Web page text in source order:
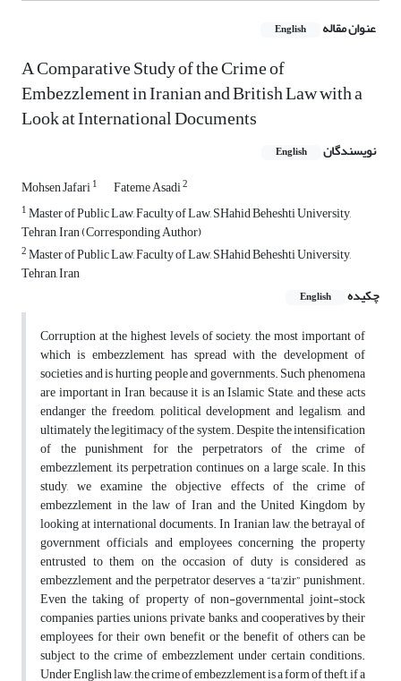
عنوان مقاله English
A Comparative Study of the Crime of
Embezzlement in Iranian and British Law with a
Look at International Documents
نویسندگان English
Mohsen Jafari1 Fateme Asadi2
1Master of Public Law, Faculty of Law, SHahid Beheshti University,
Tehran, Iran (Corresponding Author)
2Master of Public Law, Faculty of Law, SHahid Beheshti University,
Tehran, Iran
چکیده
English
Corruption at the highest levels of society, the most important of
which is embezzlement, has spread with the development of
societies and is hurting people and governments. Such phenomena
are important in Iran, because it is an Islamic State, and these acts
endanger the freedom, political development and legalism, and
ultimately the legitimacy of the system. Despite the intensification
of the punishment for the perpetrators of the crime of
embezzlement, its perpetration continues on a large scale. In this
study, we examine the objective effects of the crime of
embezzlement in the law of Iran and the United Kingdom by
looking at international documents. In Iranian law, the betrayal of
government officials and employees concerning the property
entrusted to them on the occasion of duty is considered as
embezzlement and the perpetrator deserves a “ta'zir” punishment.
Even the taking of property of non-governmental joint-stock
companies, parties, unions, private banks, and cooperatives by their
employees for their own benefit or the benefit of others can be
subject to the crime of embezzlement under certain conditions.
Under English law, the crime of embezzlement is a form of theft, if a